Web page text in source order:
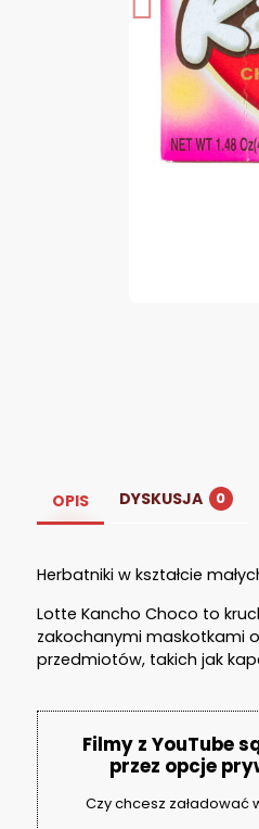
OPIS DYSKUSJA 0
Herbatniki w kształcie
Lotte Kancho Choco to
zakochanymi maskotkami
przedmiotów, takich jak
Filmy z YouTube
przez opcje
Czy chcesz załadować